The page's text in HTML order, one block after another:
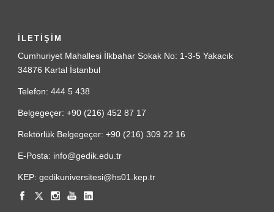
İLETİŞİM
Cumhuriyet Mahallesi İlkbahar Sokak No: 1-3-5 Yakacık
34876 Kartal İstanbul
Telefon: 444 5 438
Belgegeçer: +90 (216) 452 87 17
Rektörlük Belgegeçer: +90 (216) 309 22 16
E-Posta: info@gedik.edu.tr
KEP: gedikuniversitesi@hs01.kep.tr